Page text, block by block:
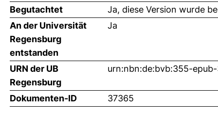
Begutachtet
Ja, diese Version wurde
An der Universität
Regensburg
entstanden
Ja
URN der UB
Regensburg
urn:nbn:de:bvb:355-
Dokumenten-ID 37365